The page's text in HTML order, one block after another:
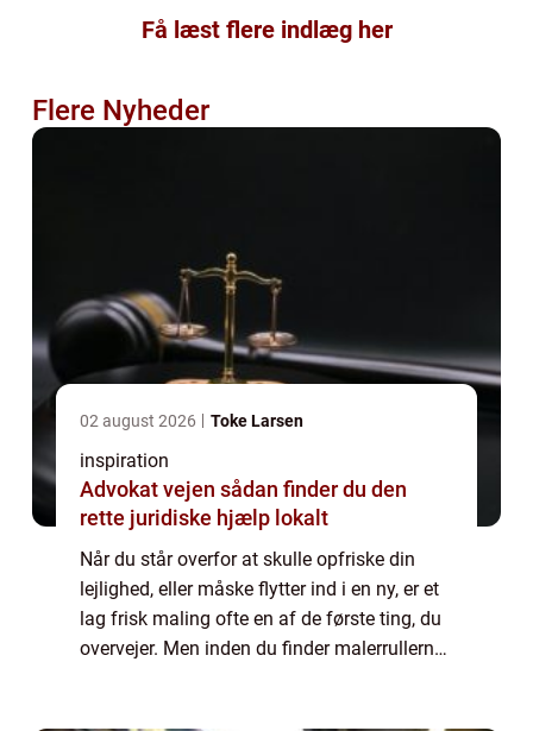
Få læst flere indlæg her
Flere Nyheder
02 august 2026 Toke Larsen
inspiration
Advokat vejen sådan finder du den
rette juridiske hjælp lokalt
Når du står overfor at skulle opfriske din
lejlighed, eller måske flytter ind i en ny, er et
lag frisk maling ofte en af de første ting, du
overvejer. Men inden du finder malerrullerne